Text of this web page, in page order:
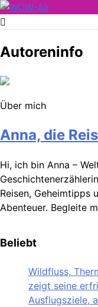
Skip
to
WOW-Air
Autoreninfo
Über mich
Anna, die
Hi, ich bin Anna –
Reisen, Geheimtipps
Abenteuer. Begleite
Beliebt
Wildfluss,
zeigt seine
Ausflugsziele,